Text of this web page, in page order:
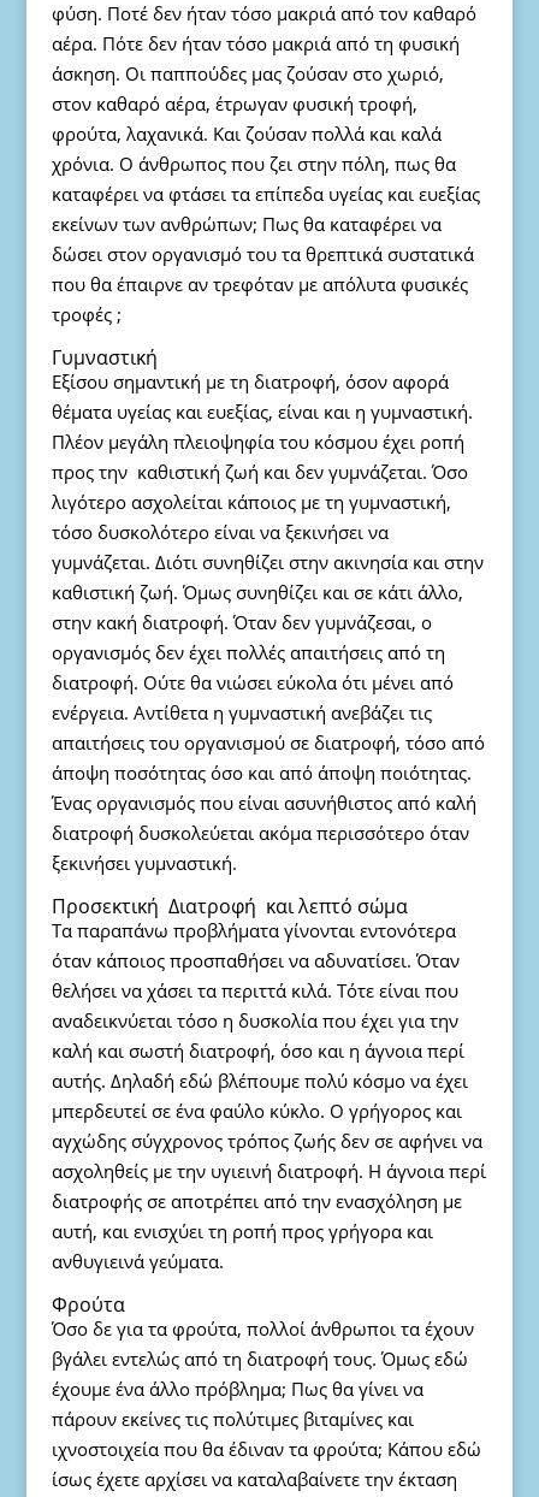
φύση. Ποτέ δεν ήταν τόσο μακριά από τον καθαρό
αέρα. Πότε δεν ήταν τόσο μακριά από τη φυσική
άσκηση. Οι παππούδες μας ζούσαν στο χωριό,
στον καθαρό αέρα, έτρωγαν φυσική τροφή,
φρούτα, λαχανικά. Και ζούσαν πολλά και καλά
χρόνια. Ο άνθρωπος που ζει στην πόλη, πως θα
καταφέρει να φτάσει τα επίπεδα υγείας και ευεξίας
εκείνων των ανθρώπων; Πως θα καταφέρει να
δώσει στον οργανισμό του τα θρεπτικά συστατικά
που θα έπαιρνε αν τρεφόταν με απόλυτα φυσικές
τροφές ;
Γυμναστική
Εξίσου σημαντική με τη διατροφή, όσον αφορά
θέματα υγείας και ευεξίας, είναι και η γυμναστική.
Πλέον μεγάλη πλειοψηφία του κόσμου έχει ροπή
προς την καθιστική ζωή και δεν γυμνάζεται. Όσο
λιγότερο ασχολείται κάποιος με τη γυμναστική,
τόσο δυσκολότερο είναι να ξεκινήσει να
γυμνάζεται. Διότι συνηθίζει στην ακινησία και στην
καθιστική ζωή. Όμως συνηθίζει και σε κάτι άλλο,
στην κακή διατροφή. Όταν δεν γυμνάζεσαι, ο
οργανισμός δεν έχει πολλές απαιτήσεις από τη
διατροφή. Ούτε θα νιώσει εύκολα ότι μένει από
ενέργεια. Αντίθετα η γυμναστική ανεβάζει τις
απαιτήσεις του οργανισμού σε διατροφή, τόσο από
άποψη ποσότητας όσο και από άποψη ποιότητας.
Ένας οργανισμός που είναι ασυνήθιστος από καλή
διατροφή δυσκολεύεται ακόμα περισσότερο όταν
ξεκινήσει γυμναστική.
Προσεκτική Διατροφή και λεπτό σώμα
Τα παραπάνω προβλήματα γίνονται εντονότερα
όταν κάποιος προσπαθήσει να αδυνατίσει. Όταν
θελήσει να χάσει τα περιττά κιλά. Τότε είναι που
αναδεικνύεται τόσο η δυσκολία που έχει για την
καλή και σωστή διατροφή, όσο και η άγνοια περί
αυτής. Δηλαδή εδώ βλέπουμε πολύ κόσμο να έχει
μπερδευτεί σε ένα φαύλο κύκλο. Ο γρήγορος και
αγχώδης σύγχρονος τρόπος ζωής δεν σε αφήνει να
ασχοληθείς με την υγιεινή διατροφή. Η άγνοια περί
διατροφής σε αποτρέπει από την ενασχόληση με
αυτή, και ενισχύει τη ροπή προς γρήγορα και
ανθυγιεινά γεύματα.
Φρούτα
Όσο δε για τα φρούτα, πολλοί άνθρωποι τα έχουν
βγάλει εντελώς από τη διατροφή τους. Όμως εδώ
έχουμε ένα άλλο πρόβλημα; Πως θα γίνει να
πάρουν εκείνες τις πολύτιμες βιταμίνες και
ιχνοστοιχεία που θα έδιναν τα φρούτα; Κάπου εδώ
ίσως έχετε αρχίσει να καταλαβαίνετε την έκταση